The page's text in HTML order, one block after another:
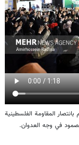
المقاومة الفلسطينية
في وجه العدوان.